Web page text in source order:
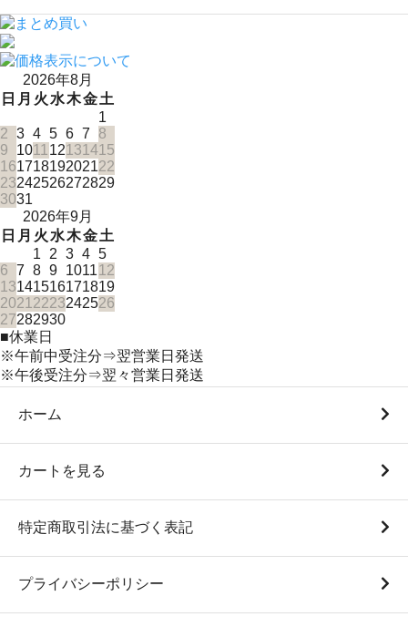
2026年8月
日 月 火水木金土
1
2 3 4 5 6 7
8
9
101112131415
16171819202122
23242526272829
3031
2026年9月
日 月 火水木金土
1 2 3 4 5
6
7 8 9 101112
13141516171819
20212223242526
27282930
■休業日
※午前中受注分⇒翌営業日発送
※午後受注分⇒翌々営業日発送
ホーム
カートを見る
特定商取引法に基づく表記
プライバシーポリシー